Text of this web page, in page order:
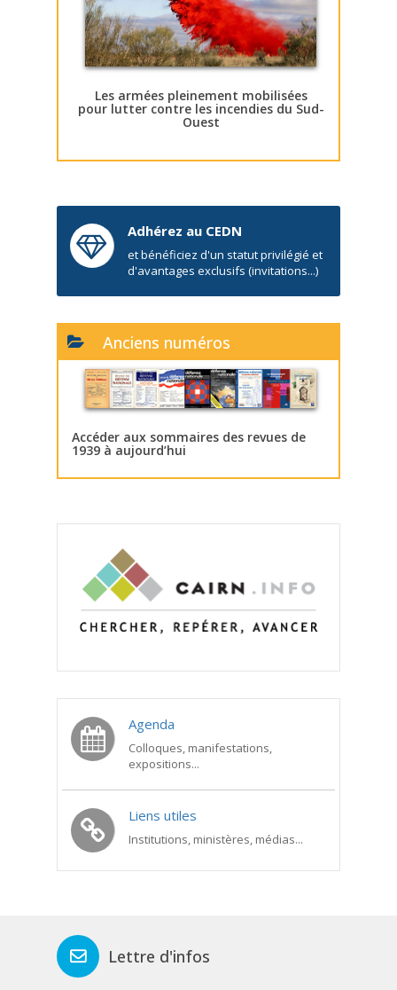
Les armées pleinement mobilisées
pour lutter contre les incendies du Sud-
Ouest
Adhérez au CEDN
et bénéficiez d'un statut privilégié et
d'avantages exclusifs (invitations...)
Anciens numéros
Accéder aux sommaires des revues de
1939 à aujourd’hui
Agenda
Colloques, manifestations,
expositions...
Liens utiles
Institutions, ministères, médias...
Lettre d'infos